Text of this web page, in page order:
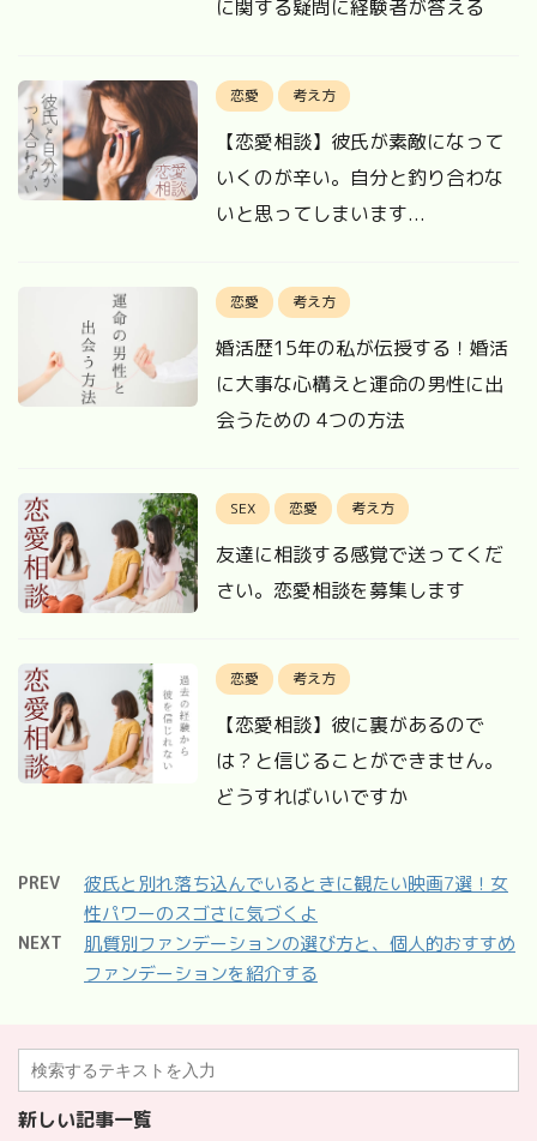
に関する疑問に経験者が答える
恋愛 考え方
【恋愛相談】彼氏が素敵になって
いくのが辛い。自分と釣り合わな
いと思ってしまいます...
恋愛 考え方
婚活歴15年の私が伝授する！婚活
に大事な心構えと運命の男性に出
会うための 4つの方法
SEX 恋愛 考え方
友達に相談する感覚で送ってくだ
さい。恋愛相談を募集します
恋愛 考え方
【恋愛相談】彼に裏があるので
は？と信じることができません。
どうすればいいですか
PREV
彼氏と別れ落ち込んでいるときに観たい映画7選！女
性パワーのスゴさに気づくよ
NEXT
肌質別ファンデーションの選び方と、個人的おすすめ
ファンデーションを紹介する
新しい記事一覧